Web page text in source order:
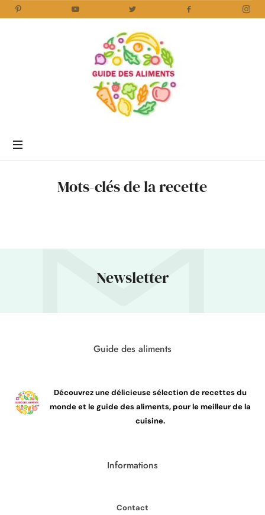
Aliments
www.guidedesaliments.comMots-clés de la recette
Newsletter
Guide des aliments
Découvrez une délicieuse sélection de recettes du
monde et le guide des aliments, pour le meilleur de la
cuisine.
Informations
Contact